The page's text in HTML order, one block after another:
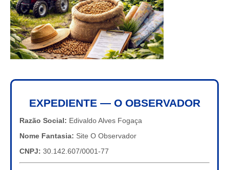
EXPEDIENTE — O OBSERVADOR
Razão Social: Edivaldo Alves Fogaça
Nome Fantasia: Site O Observador
CNPJ: 30.142.607/0001-77